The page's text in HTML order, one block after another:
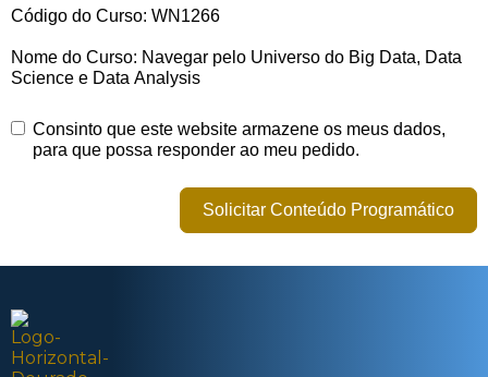
Código do Curso: WN1266
Nome do Curso: Navegar pelo Universo do Big Data, Data
Science e Data Analysis
Consinto que este website armazene os meus dados,
para que possa responder ao meu pedido.
Solicitar Conteúdo Programático